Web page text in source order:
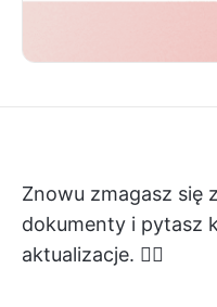
Znowu zmagasz się
dokumenty i pytasz
aktualizacje. 😵‍💫